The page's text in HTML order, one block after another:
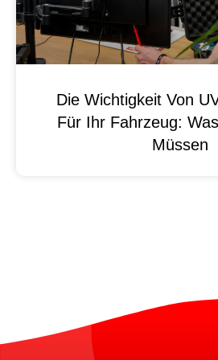
Die Wichtigkeit Von
Für Ihr Fahrzeug:
Müssen